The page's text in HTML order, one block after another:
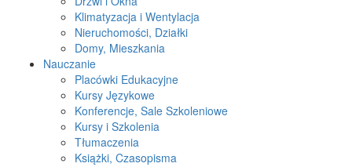
Klimatyzacja i Wentylacja
Nieruchomości, Działki
Domy, Mieszkania
Nauczanie
Placówki Edukacyjne
Kursy Językowe
Konferencje, Sale Szkoleniowe
Kursy i Szkolenia
Tłumaczenia
Książki, Czasopisma